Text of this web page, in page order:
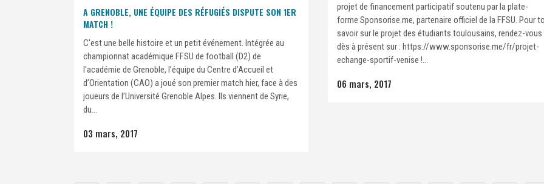
projet de financement participatif soutenu par la plate-
forme Sponsorise.me, partenaire officiel de la FFSU. Pour
savoir sur le projet des étudiants toulousains, rendez-vous
dès à présent sur : https://www.sponsorise.me/fr/projet-
echange-sportif-venise !...
06 mars, 2017
A GRENOBLE, UNE ÉQUIPE DES RÉFUGIÉS DISPUTE SON 1ER
MATCH !
C'est une belle histoire et un petit événement. Intégrée au
championnat académique FFSU de football (D2) de
l'académie de Grenoble, l’équipe du Centre d’Accueil et
d’Orientation (CAO) a joué son premier match hier, face à des
joueurs de l’Université Grenoble Alpes. Ils viennent de Syrie,
du...
03 mars, 2017